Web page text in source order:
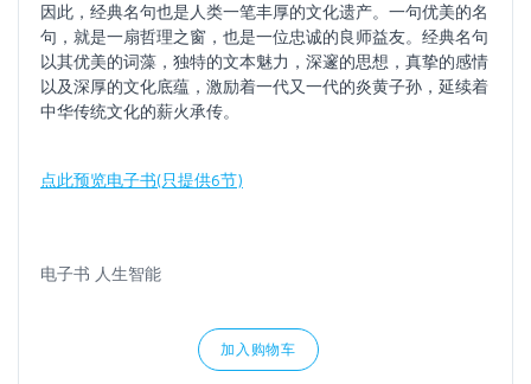
因此，经典名句也是人类一笔丰厚的文化遗产。一句优美的名
句，就是一扇哲理之窗，也是一位忠诚的良师益友。经典名句
以其优美的词藻，独特的文本魅力，深邃的思想，真挚的感情
以及深厚的文化底蕴，激励着一代又一代的炎黄子孙，延续着
中华传统文化的薪火承传。
点此预览电子书(只提供6节)
电子书 人生智能
加入购物车